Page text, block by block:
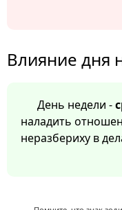
Влияние дня
День недели -
наладить
неразбериху в